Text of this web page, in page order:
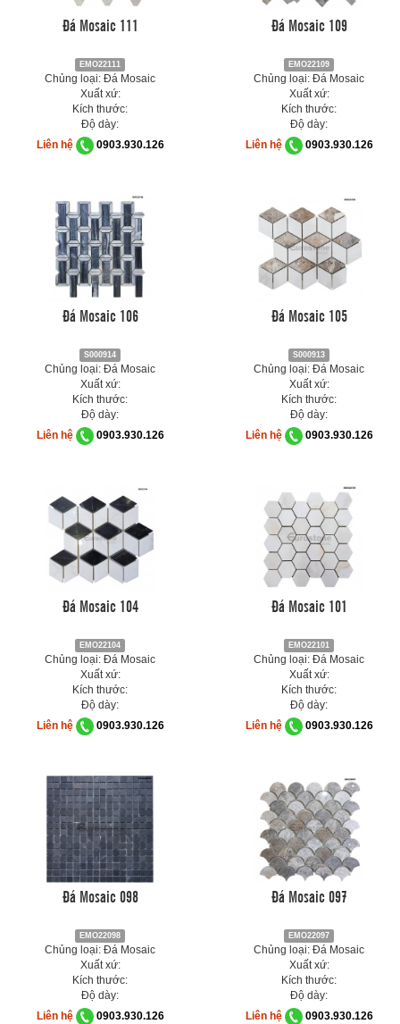
Đá Mosaic 111
EMO22111
Chủng loại: Đá Mosaic
Xuất xứ:
Kích thước:
Độ dày:
Liên hệ
0903.930.126
Đá Mosaic 109
EMO22109
Chủng loại: Đá Mosaic
Xuất xứ:
Kích thước:
Độ dày:
Liên hệ
0903.930.126
Đá Mosaic 106
S000914
Chủng loại: Đá Mosaic
Xuất xứ:
Kích thước:
Độ dày:
Liên hệ
0903.930.126
Đá Mosaic 105
S000913
Chủng loại: Đá Mosaic
Xuất xứ:
Kích thước:
Độ dày:
Liên hệ
0903.930.126
Đá Mosaic 104
EMO22104
Chủng loại: Đá Mosaic
Xuất xứ:
Kích thước:
Độ dày:
Liên hệ
0903.930.126
Đá Mosaic 101
EMO22101
Chủng loại: Đá Mosaic
Xuất xứ:
Kích thước:
Độ dày:
Liên hệ
0903.930.126
Đá Mosaic 098
EMO22098
Chủng loại: Đá Mosaic
Xuất xứ:
Kích thước:
Độ dày:
Liên hệ
0903.930.126
Đá Mosaic 097
EMO22097
Chủng loại: Đá Mosaic
Xuất xứ:
Kích thước:
Độ dày:
Liên hệ
0903.930.126